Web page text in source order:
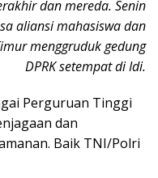
dan mereda. Senin
aliansi mahasiswa dan
menggruduk gedung
DPRK setempat di Idi.
Perguruan Tinggi
dan
Baik TNI/Polri